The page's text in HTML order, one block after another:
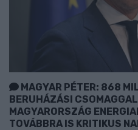
MAGYAR PÉTER: 868
BERUHÁZÁSI
MAGYARORSZÁG
TOVÁBBRA IS KRITIKUS